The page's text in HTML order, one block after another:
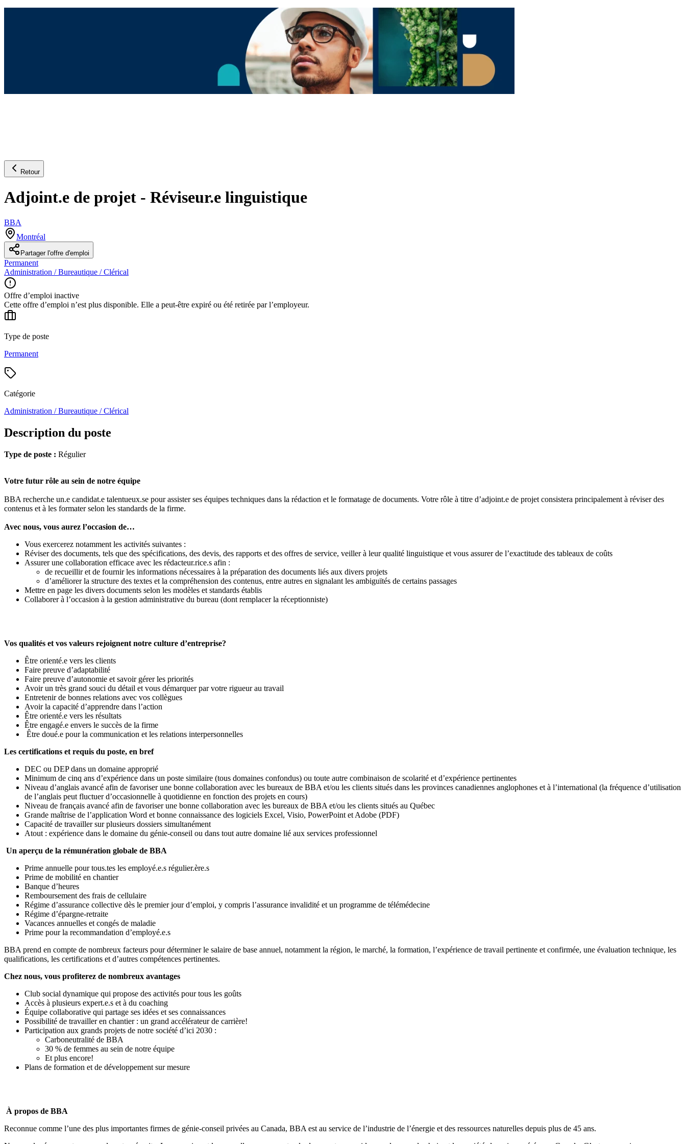
Retour
Adjoint.e de projet - Réviseur.e linguistique
BBA
Montréal
Partager l'offre d'emploi
Permanent
Administration / Bureautique / Clérical
Offre d’emploi inactive
Cette offre d’emploi n’est plus disponible. Elle a peut-être expiré ou été retirée par l’employeur.
Type de poste
Permanent
Catégorie
Administration / Bureautique / Clérical
Description du poste
Type de poste : Régulier
Votre futur rôle au sein de notre équipe
BBA recherche un.e candidat.e talentueux.se pour assister ses équipes techniques dans la rédaction et le formatage de documents. Votre rôle à titre d’adjoint.e de projet consistera principalement à réviser des
contenus et à les formater selon les standards de la firme.
Avec nous, vous aurez l’occasion de…
Vous exercerez notamment les activités suivantes :
Réviser des documents, tels que des spécifications, des devis, des rapports et des offres de service, veiller à leur qualité linguistique et vous assurer de l’exactitude des tableaux de coûts
Assurer une collaboration efficace avec les rédacteur.rice.s afin :
de recueillir et de fournir les informations nécessaires à la préparation des documents liés aux divers projets
d’améliorer la structure des textes et la compréhension des contenus, entre autres en signalant les ambiguïtés de certains passages
Mettre en page les divers documents selon les modèles et standards établis
Collaborer à l’occasion à la gestion administrative du bureau (dont remplacer la réceptionniste)
Vos qualités et vos valeurs rejoignent notre culture d’entreprise?
Être orienté.e vers les clients
Faire preuve d’adaptabilité
Faire preuve d’autonomie et savoir gérer les priorités
Avoir un très grand souci du détail et vous démarquer par votre rigueur au travail
Entretenir de bonnes relations avec vos collègues
Avoir la capacité d’apprendre dans l’action
Être orienté.e vers les résultats
Être engagé.e envers le succès de la firme
Être doué.e pour la communication et les relations interpersonnelles
Les certifications et requis du poste, en bref
DEC ou DEP dans un domaine approprié
Minimum de cinq ans d’expérience dans un poste similaire (tous domaines confondus) ou toute autre combinaison de scolarité et d’expérience pertinentes
Niveau d’anglais avancé afin de favoriser une bonne collaboration avec les bureaux de BBA et/ou les clients situés dans les provinces canadiennes anglophones et à l’international (la fréquence d’utilisation
de l’anglais peut fluctuer d’occasionnelle à quotidienne en fonction des projets en cours)
Niveau de français avancé afin de favoriser une bonne collaboration avec les bureaux de BBA et/ou les clients situés au Québec
Grande maîtrise de l’application Word et bonne connaissance des logiciels Excel, Visio, PowerPoint et Adobe (PDF)
Capacité de travailler sur plusieurs dossiers simultanément
Atout : expérience dans le domaine du génie-conseil ou dans tout autre domaine lié aux services professionnel
Un aperçu de la rémunération globale de BBA
Prime annuelle pour tous.tes les employé.e.s régulier.ère.s
Prime de mobilité en chantier
Banque d’heures
Remboursement des frais de cellulaire
Régime d’assurance collective dès le premier jour d’emploi, y compris l’assurance invalidité et un programme de télémédecine
Régime d’épargne-retraite
Vacances annuelles et congés de maladie
Prime pour la recommandation d’employé.e.s
BBA prend en compte de nombreux facteurs pour déterminer le salaire de base annuel, notamment la région, le marché, la formation, l’expérience de travail pertinente et confirmée, une évaluation technique, les
qualifications, les certifications et d’autres compétences pertinentes.
Chez nous, vous profiterez de nombreux avantages
Club social dynamique qui propose des activités pour tous les goûts
Accès à plusieurs expert.e.s et à du coaching
Équipe collaborative qui partage ses idées et ses connaissances
Possibilité de travailler en chantier : un grand accélérateur de carrière!
Participation aux grands projets de notre société d’ici 2030 :
Carboneutralité de BBA
30 % de femmes au sein de notre équipe
Et plus encore!
Plans de formation et de développement sur mesure
À propos de BBA
Reconnue comme l’une des plus importantes firmes de génie-conseil privées au Canada, BBA est au service de l’industrie de l’énergie et des ressources naturelles depuis plus de 45 ans.